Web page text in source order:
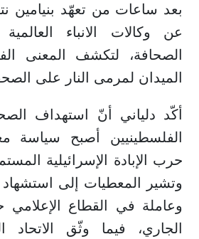
بعد ساعات من تعهّد بنيامين
عن وكالات الانباء
الصحافة، لتكشف المعنى
الميدان لمرمى النار على
أكّد دلياني أنّ استهداف
الفلسطينيين أصبح سياسة
وتشير المعطيات إلى
وعاملة في القطاع
الجاري، فيما وثّق الاتحاد